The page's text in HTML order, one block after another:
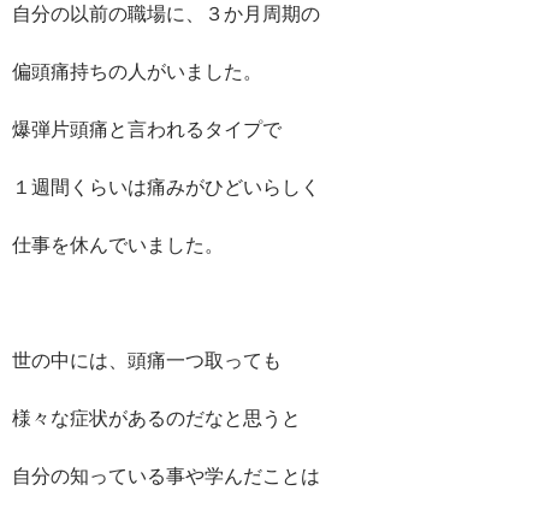
自分の以前の職場に、３か月周期の
偏頭痛持ちの人がいました。
爆弾片頭痛と言われるタイプで
１週間くらいは痛みがひどいらしく
仕事を休んでいました。
世の中には、頭痛一つ取っても
様々な症状があるのだなと思うと
自分の知っている事や学んだことは